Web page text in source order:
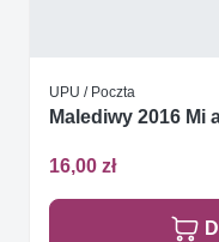
UPU / Poczta
Malediwy 2016 Mi
16,00 zł